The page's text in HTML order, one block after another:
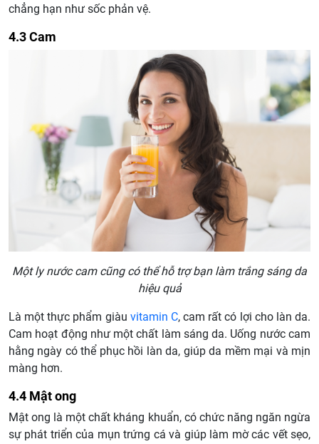
chẳng hạn như sốc phản vệ.
4.3 Cam
Một ly nước cam cũng có thể hỗ trợ bạn làm trắng sáng da
hiệu quả
Là một thực phẩm giàu vitamin C, cam rất có lợi cho làn da.
Cam hoạt động như một chất làm sáng da. Uống nước cam
hằng ngày có thể phục hồi làn da, giúp da mềm mại và mịn
màng hơn.
4.4 Mật ong
Mật ong là một chất kháng khuẩn, có chức năng ngăn ngừa
sự phát triển của mụn trứng cá và giúp làm mờ các vết sẹo,